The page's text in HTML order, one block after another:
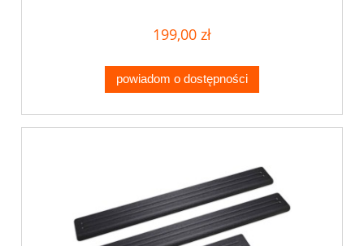
199,00 zł
powiadom o dostępności